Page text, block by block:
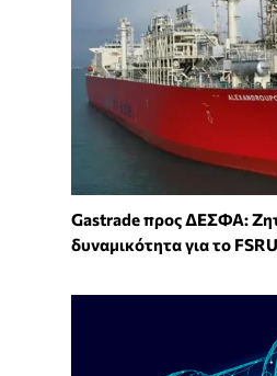
Gastrade προς ΔΕΣΦΑ:
δυναμικότητα για το